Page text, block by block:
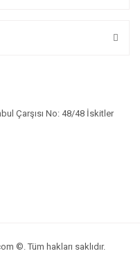
Çarşısı No: 48/48 İskitler
©. Tüm hakları saklıdır.